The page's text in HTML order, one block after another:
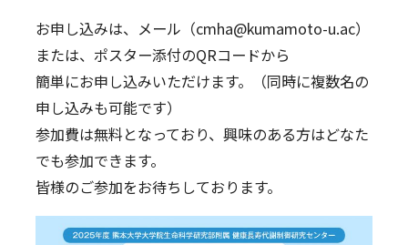
お申し込みは、メール（cmha@kumamoto-u.ac）
または、ポスター添付のQRコードから
簡単にお申し込みいただけます。（同時に複数名の
申し込みも可能です）
参加費は無料となっており、興味のある方はどなた
でも参加できます。
皆様のご参加をお待ちしております。